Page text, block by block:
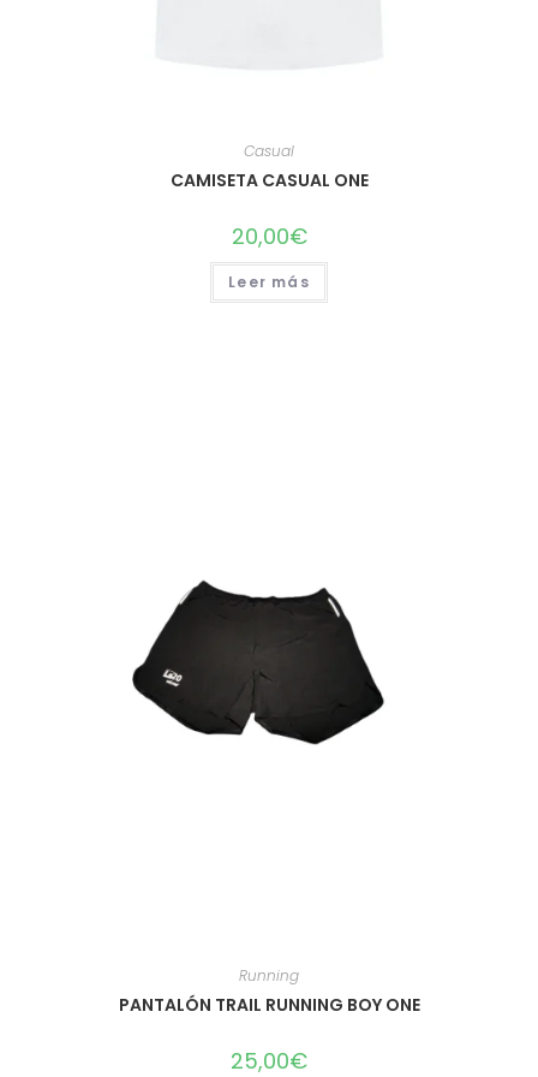
Casual
CAMISETA CASUAL ONE
20,00€
Leer más
Running
PANTALÓN TRAIL RUNNING BOY ONE
25,00€